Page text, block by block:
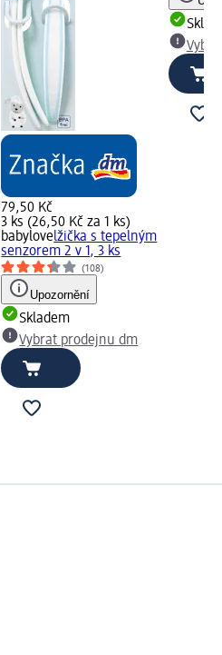
79,50 Kč
3 ks (26,50 Kč za 1 ks)
babylovelžička s tepelným
senzorem 2 v 1, 3 ks
(108)
Upozornění
Skladem
Vybrat prodejnu dm